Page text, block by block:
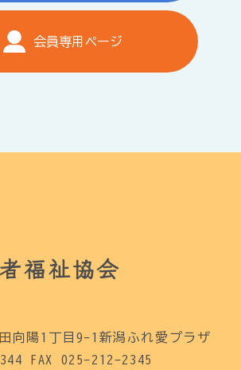
会員専用ページ
福祉協会
向陽1丁目9-1新潟ふれ愛プラザ
FAX 025-212-2345